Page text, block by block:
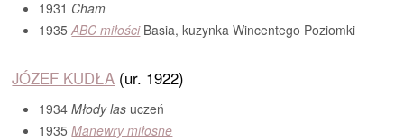
1931 Cham
1935ABC miłościBasia, kuzynka Wincentego Poziomki
JÓZEF KUDŁA (ur. 1922)
1934Młody las uczeń
1935Manewry miłosne